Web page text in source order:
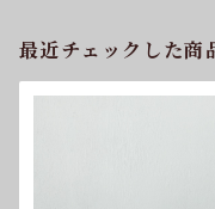
最近チェックした商